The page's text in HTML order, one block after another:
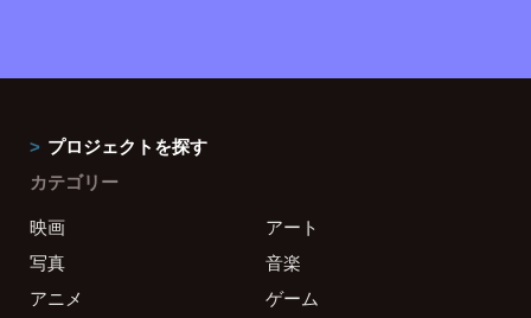
プロジェクトを探す
カテゴリー
映画
アート
写真
音楽
アニメ
ゲーム